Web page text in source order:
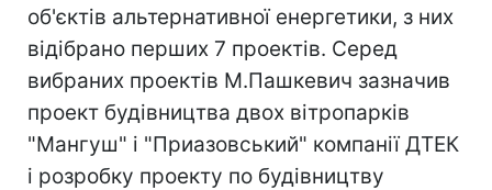
об'єктів альтернативної енергетики, з них
відібрано перших 7 проектів. Серед
вибраних проектів М.Пашкевич зазначив
проект будівництва двох вітропарків
"Мангуш" і "Приазовський" компанії ДТЕК
і розробку проекту по будівництву